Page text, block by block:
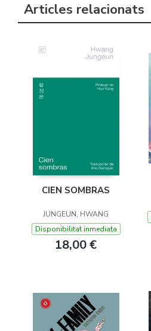
Articles relacionats
CIEN SOMBRAS
JUNGEUN, HWANG
Disponibilitat inmediata
18,00 €